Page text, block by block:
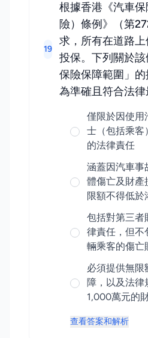
19
根據香港《汽車
險）條例》（第
求，所有在道路
投保。下列關於
保險保障範圍」
為準確且符合法律
僅限於因使用
士（包括乘客
的法律責任
涵蓋因汽車事
體傷亡及財產
限額不得低
包括對第三者
律責任，但不
輛乘客的傷亡
必須提供無限
障，以及法律
1,000萬元的
查看答案和解析